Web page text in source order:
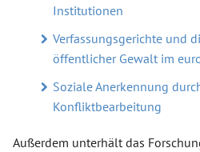
Institutionen
Verfassungsgerichte und
öffentlicher Gewalt im
Soziale Anerkennung
Konfliktbearbeitung
Außerdem unterhält das